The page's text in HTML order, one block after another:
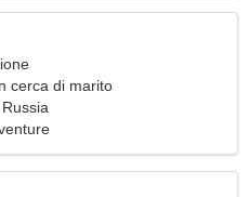
cerca di marito